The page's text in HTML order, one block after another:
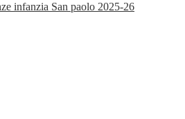
infanzia San paolo 2025-26